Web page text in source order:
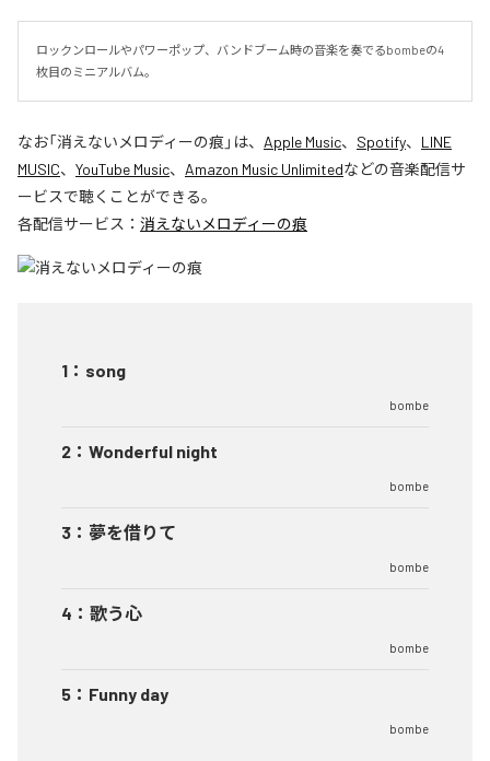
ロックンロールやパワーポップ、バンドブーム時の音楽を奏でるbombeの4
枚目のミニアルバム。
なお「消えないメロディーの痕」は、 Apple Music、 Spotify、 LINE
MUSIC、 YouTube Music、 Amazon Music Unlimitedなどの音楽配信サ
ービスで聴くことができる。
各配信サービス： 消えないメロディーの痕
1 ： song
bombe
2 ： Wonderful night
bombe
3 ： 夢を借りて
bombe
4 ： 歌う心
bombe
5 ： Funny day
bombe